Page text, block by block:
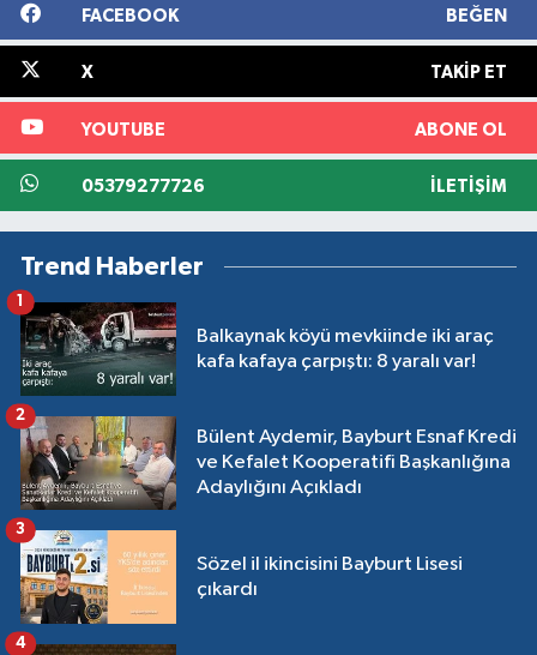
FACEBOOK BEĞEN
X TAKIP ET
YOUTUBE ABONE OL
05379277726 İLETIŞIM
Trend Haberler
Balkaynak köyü mevkiinde iki araç
kafa kafaya çarpıştı: 8 yaralı var!
1
Bülent Aydemir, Bayburt Esnaf Kredi
ve Kefalet Kooperatifi Başkanlığına
Adaylığını Açıkladı
2
Sözel il ikincisini Bayburt Lisesi
çıkardı
3
4